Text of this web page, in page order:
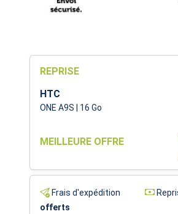
REPRISE
HTC
ONE A9S | 16 Go
MEILLEURE OFFRE
Frais d'expédition
offerts